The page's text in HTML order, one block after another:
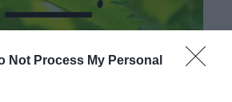
Not Process My Personal